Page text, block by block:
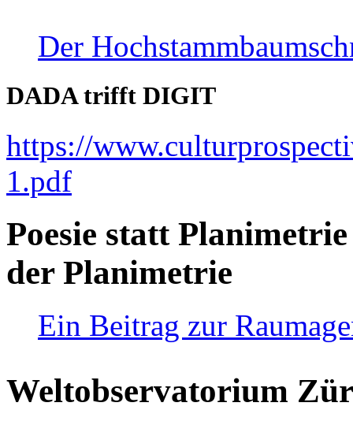
Der
DADA trifft DIGIT
https://
1.pdf
Poesie statt
der Planimetrie
Ein Beitrag zur
Weltobservatorium